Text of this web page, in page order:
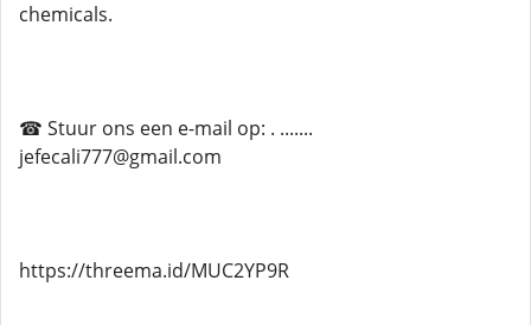
chemicals.
☎ Stuur ons een e-mail op: . .......
jefecali777@gmail.com
https://threema.id/MUC2YP9R